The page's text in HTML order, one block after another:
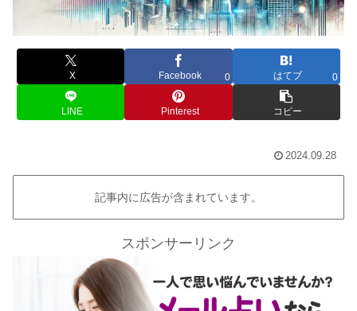
X Facebook 0 はてブ 0
LINE Pinterest コピー
2024.09.28
記事内に広告が含まれています。
スポンサーリンク